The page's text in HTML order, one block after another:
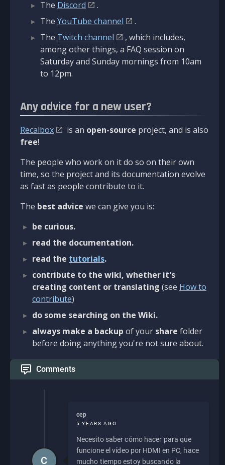
The Discord
.
The YouTube channel
.
The Twitch channel
, which includes,
among other things, a FAQ session on
Saturday and Sunday mornings from 10am
to 12pm.
Any advice for a new user?
Recalbox is an open-source project, and is also
free!
The people who work on it do so on their own
time, so the project and its documentation evolve
as fast as people contribute to it.
The best advice we can give you is:
be curious.
read the documentation.
read the tutorials.
contribute to the wiki, whether it's
creating content or translating (see How to
contribute)
do some searching on the Wiki.
always make a backup of your share folder
before doing anything you're not sure about.
Comments
cep
5 YEARS AGO
Necesito saber cómo hacer para que
funcione el vídeo por HDMI en PC, hace
mucho tiempo estoy buscando la
C